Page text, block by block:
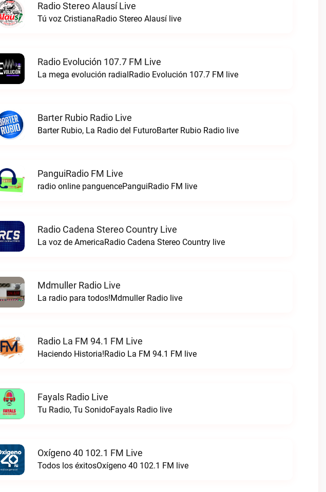
Radio Stereo Alausí Live
Tú voz CristianaRadio Stereo Alausí live
Radio Evolución 107.7 FM Live
La mega evolución radialRadio Evolución 107.7 FM live
Barter Rubio Radio Live
Barter Rubio, La Radio del FuturoBarter Rubio Radio live
PanguiRadio FM Live
radio online panguencePanguiRadio FM live
Radio Cadena Stereo Country Live
La voz de AmericaRadio Cadena Stereo Country live
Mdmuller Radio Live
La radio para todos!Mdmuller Radio live
Radio La FM 94.1 FM Live
Haciendo Historia!Radio La FM 94.1 FM live
Fayals Radio Live
Tu Radio, Tu SonidoFayals Radio live
Oxígeno 40 102.1 FM Live
Todos los éxitosOxígeno 40 102.1 FM live